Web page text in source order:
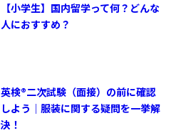
【小学生】国内留学って何？どんな
人におすすめ？
英検®︎二次試験（面接）の前に確認
しよう｜服装に関する疑問を一挙解
決！